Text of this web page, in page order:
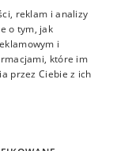
reklam i analizy
o tym, jak
i
które im
przez Ciebie z ich